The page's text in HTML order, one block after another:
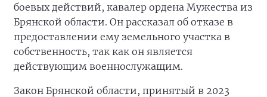
боевых действий, кавалер ордена Мужества из
Брянской области. Он рассказал об отказе в
предоставлении ему земельного участка в
собственность, так как он является
действующим военнослужащим.
Закон Брянской области, принятый в 2023